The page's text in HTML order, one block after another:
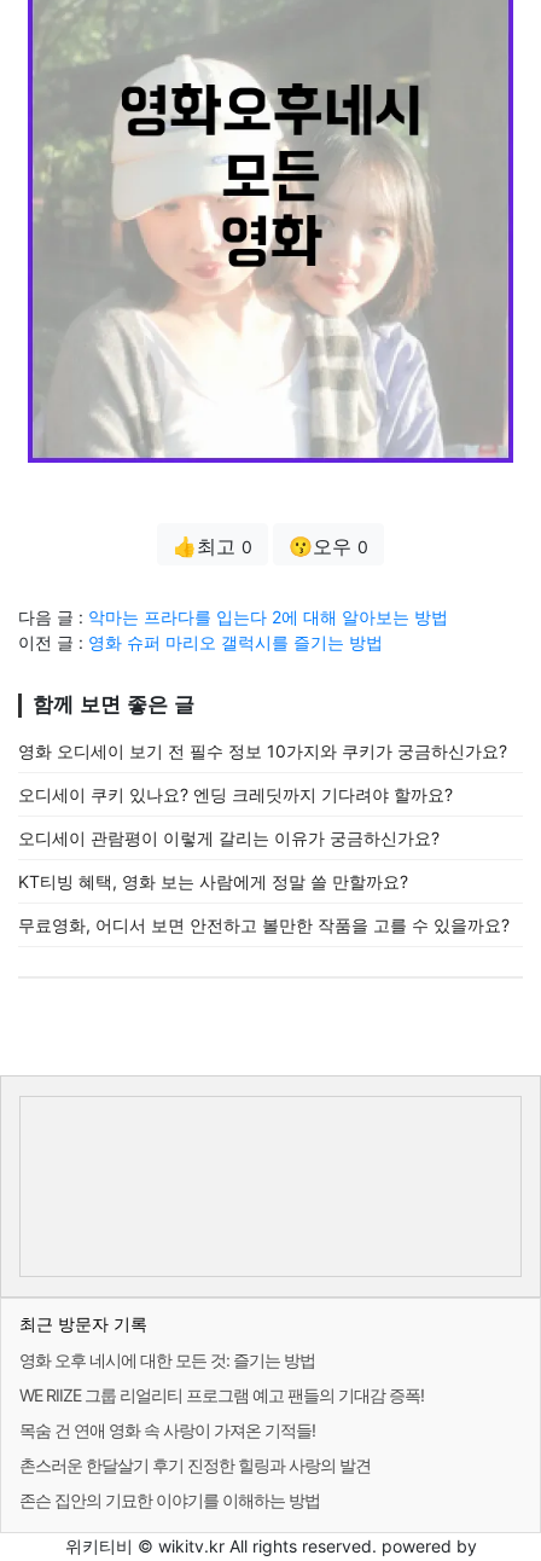
👍최고 0 😗오우 0
다음 글 : 악마는 프라다를 입는다 2에 대해 알아보는 방법
이전 글 : 영화 슈퍼 마리오 갤럭시를 즐기는 방법
함께 보면 좋은 글
영화 오디세이 보기 전 필수 정보 10가지와 쿠키가 궁금하신가요?
오디세이 쿠키 있나요? 엔딩 크레딧까지 기다려야 할까요?
오디세이 관람평이 이렇게 갈리는 이유가 궁금하신가요?
KT티빙 혜택, 영화 보는 사람에게 정말 쓸 만할까요?
무료영화, 어디서 보면 안전하고 볼만한 작품을 고를 수 있을까요?
최근 방문자 기록
영화 오후 네시에 대한 모든 것: 즐기는 방법
WE RIIZE 그룹 리얼리티 프로그램 예고 팬들의 기대감 증폭!
목숨 건 연애 영화 속 사랑이 가져온 기적들!
촌스러운 한달살기 후기 진정한 힐링과 사랑의 발견
존슨 집안의 기묘한 이야기를 이해하는 방법
위키티비 © wikitv.kr All rights reserved. powered by